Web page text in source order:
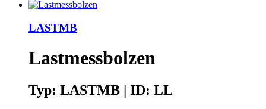
LASTMB
Lastmessbolzen
Typ: LASTMB | ID: LL